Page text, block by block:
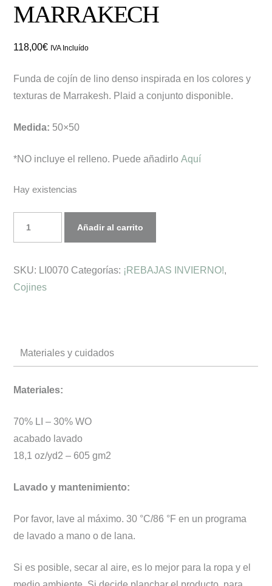
MARRAKECH
118,00€ IVA Incluído
Funda de cojín de lino denso inspirada en los colores y
texturas de Marrakesh. Plaid a conjunto disponible.
Medida: 50×50
*NO incluye el relleno. Puede añadirloAquí
Hay existencias
MARRAKECH
cantidad
Añadir al carrito
SKU: LI0070 Categorías: ¡REBAJAS INVIERNO!,
Cojines
Materiales y cuidados
Materiales:
70% LI – 30% WO
acabado lavado
18,1 oz/yd2 – 605 gm2
Lavado y mantenimiento:
Por favor, lave al máximo. 30 °C/86 °F en un programa
de lavado a mano o de lana.
Si es posible, secar al aire, es lo mejor para la ropa y el